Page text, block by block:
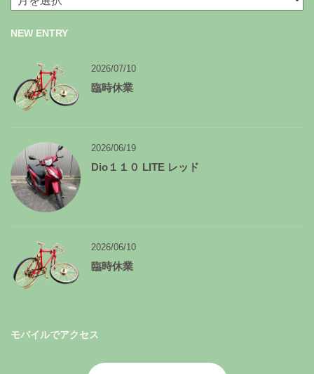
別
ー
ブ
NEW ENTRY
2026/07/10
臨時休業
2026/06/19
Dio１１０ LITE レッド
2026/06/10
臨時休業
モバイルでアクセス